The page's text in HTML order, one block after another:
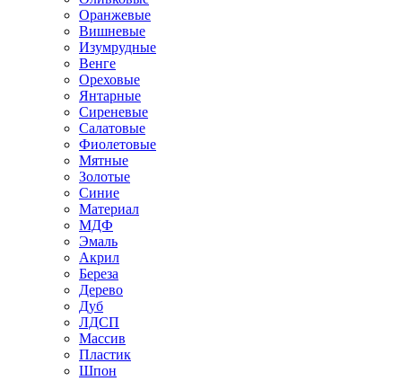
Оранжевые
Вишневые
Изумрудные
Венге
Ореховые
Янтарные
Сиреневые
Салатовые
Фиолетовые
Мятные
Золотые
Синие
Материал
МДФ
Эмаль
Акрил
Береза
Дерево
Дуб
ЛДСП
Массив
Пластик
Шпон